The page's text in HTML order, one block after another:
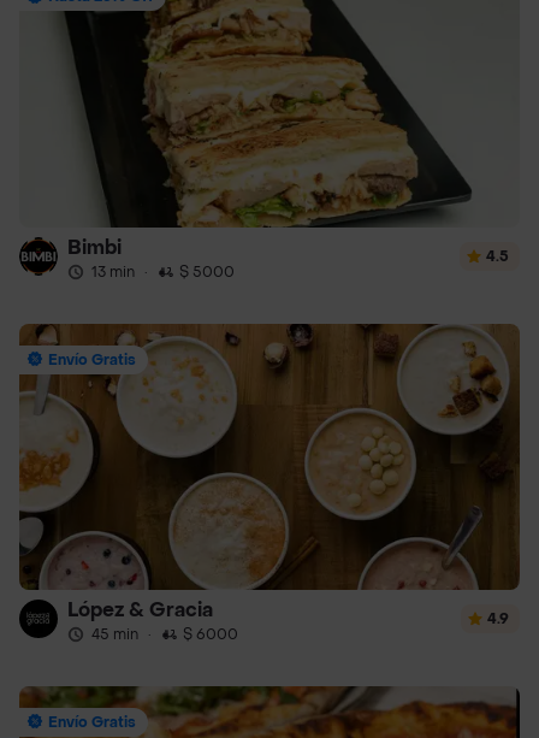
Bimbi
13 min · $ 5000
4.5
Envío Gratis
López & Gracia
45 min · $ 6000
4.9
Envío Gratis